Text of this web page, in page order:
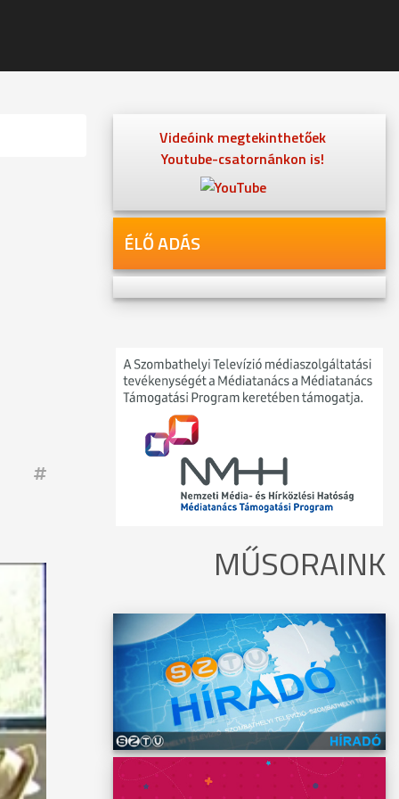
Videóink megtekinthetőek
Youtube-csatornánkon is!
ÉLŐ ADÁS
MŰSORAINK